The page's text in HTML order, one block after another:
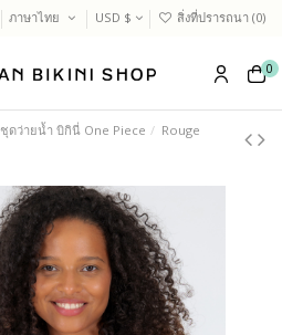
ภาษาไทย USD $ สิ่งที่ปรารถนา (0)
0
ชุดว่ายน้ำ บิกินี่ One Piece
Rouge